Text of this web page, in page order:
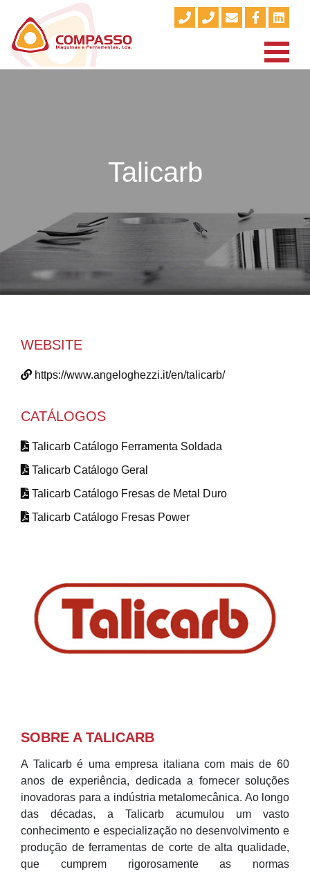
Talicarb
WEBSITE
https://www.angeloghezzi.it/en/talicarb/
CATÁLOGOS
Talicarb Catálogo Ferramenta Soldada
Talicarb Catálogo Geral
Talicarb Catálogo Fresas de Metal Duro
Talicarb Catálogo Fresas Power
SOBRE A TALICARB
A Talicarb é uma empresa italiana com mais de 60
anos de experiência, dedicada a fornecer soluções
inovadoras para a indústria metalomecânica. Ao longo
das décadas, a Talicarb acumulou um vasto
conhecimento e especialização no desenvolvimento e
produção de ferramentas de corte de alta qualidade,
que cumprem rigorosamente as normas